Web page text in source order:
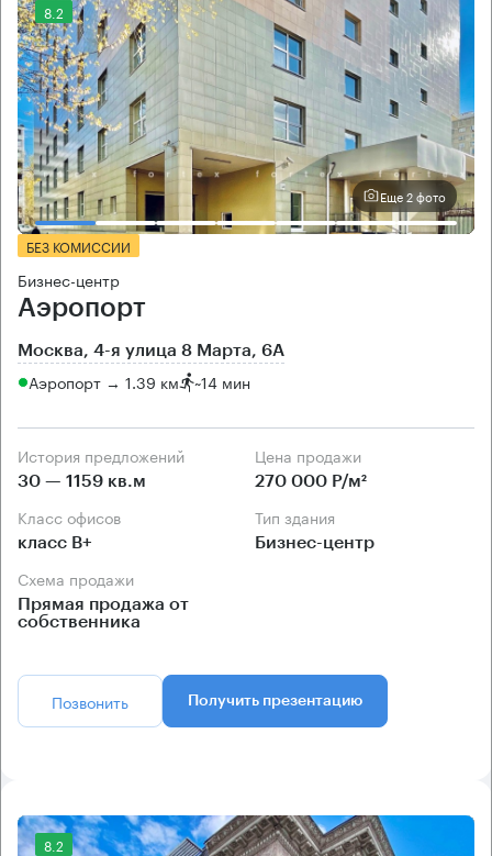
8.2
Еще 2 фото
БЕЗ КОМИССИИ
Бизнес-центр
Аэропорт
Москва, 4-я улица 8 Марта, 6А
Аэропорт → 1.39 км ~14 мин
История предложений
30 — 1159 кв.м
Цена продажи
270 000 Р/м²
Класс офисов
класс B+
Тип здания
Бизнес-центр
Схема продажи
Прямая продажа от
собственника
Позвонить Получить презентацию
8.2